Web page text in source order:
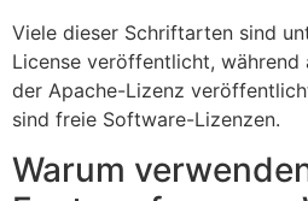
Viele dieser Schriftarten sind
License veröffentlicht, während
der Apache-Lizenz
sind freie Software-Lizenzen.
Warum